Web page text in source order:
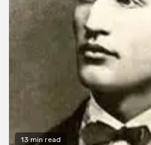
13 min read